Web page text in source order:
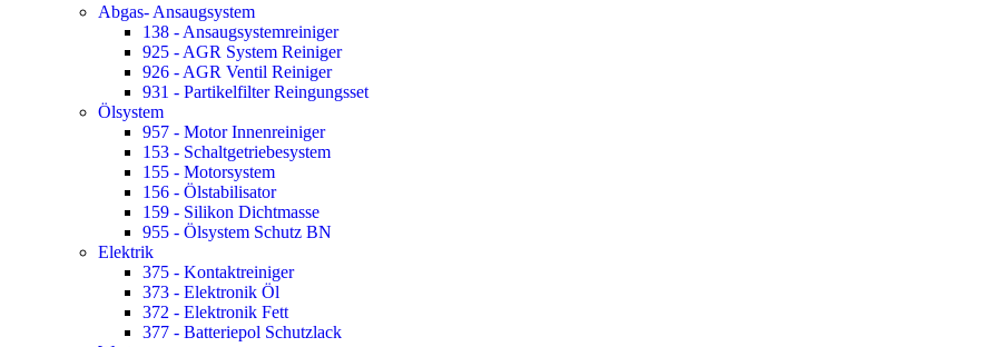
Abgas- Ansaugsystem
138 - Ansaugsystemreiniger
925 - AGR System Reiniger
926 - AGR Ventil Reiniger
931 - Partikelfilter Reingungsset
Ölsystem
957 - Motor Innenreiniger
153 - Schaltgetriebesystem
155 - Motorsystem
156 - Ölstabilisator
159 - Silikon Dichtmasse
955 - Ölsystem Schutz BN
Elektrik
375 - Kontaktreiniger
373 - Elektronik Öl
372 - Elektronik Fett
377 - Batteriepol Schutzlack